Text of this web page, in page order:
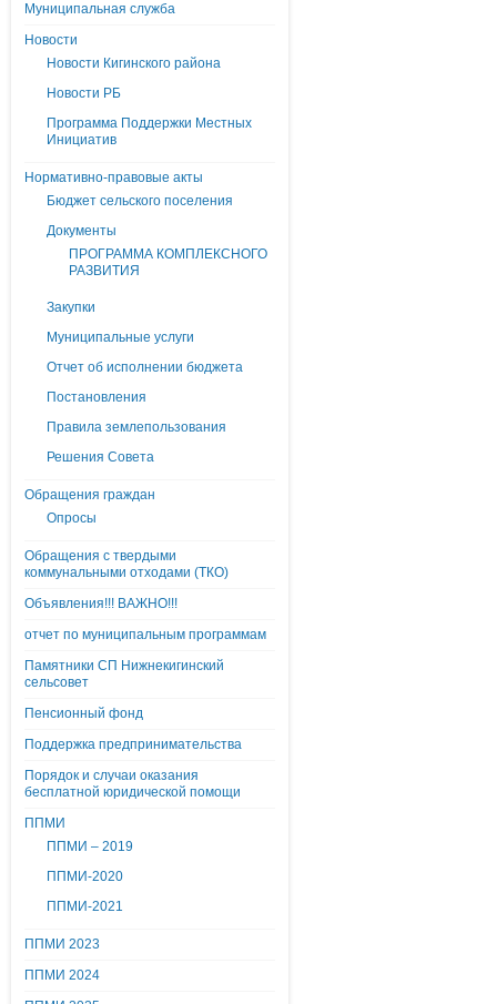
Муниципальная служба
Новости
Новости Кигинского района
Новости РБ
Программа Поддержки Местных
Инициатив
Нормативно-правовые акты
Бюджет сельского поселения
Документы
ПРОГРАММА КОМПЛЕКСНОГО
РАЗВИТИЯ
Закупки
Муниципальные услуги
Отчет об исполнении бюджета
Постановления
Правила землепользования
Решения Совета
Обращения граждан
Опросы
Обращения с твердыми
коммунальными отходами (ТКО)
Объявления!!! ВАЖНО!!!
отчет по муниципальным программам
Памятники СП Нижнекигинский
сельсовет
Пенсионный фонд
Поддержка предпринимательства
Порядок и случаи оказания
бесплатной юридической помощи
ППМИ
ППМИ – 2019
ППМИ-2020
ППМИ-2021
ППМИ 2023
ППМИ 2024